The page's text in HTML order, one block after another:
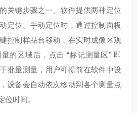
关键步骤之一。软件提供两种定位
定位。手动定位时，通过控制面板
控制样品台移动，在实时成像区观
的区域后，点击 “标记测量区" 即
批量测量，用户可提前在软件中设
设备会自动依次移动到各个测量点
位时间。